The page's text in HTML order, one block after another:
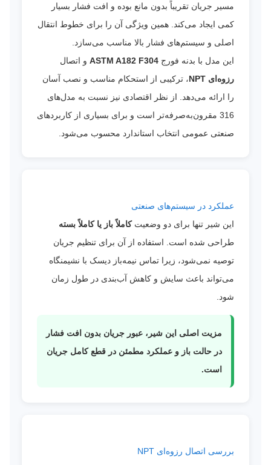
مسیر جریان تقریباً بدون مانع بوده و افت فشار بسیار
کمی ایجاد می‌کند. همین ویژگی آن را برای خطوط انتقال
اصلی و سیستم‌های فشار بالا مناسب می‌سازد.
این مدل با بدنه فورج ASTM A182 F304 و اتصال
رزوه‌ای NPT
، ترکیبی از استحکام مناسب و نصب آسان
را ارائه می‌دهد. از نظر اقتصادی نیز نسبت به مدل‌های
316 مقرون‌به‌صرفه‌تر است و برای بسیاری از کاربردهای
صنعتی عمومی انتخاب استاندارد محسوب می‌شود.
عملکرد در سیستم‌های صنعتی
این شیر تنها برای دو وضعیتکاملاً باز یا کاملاً بسته
طراحی شده است. استفاده از آن برای تنظیم جریان
توصیه نمی‌شود، زیرا تماس نیمه‌باز دیسک با نشیمنگاه
می‌تواند باعث سایش و کاهش آب‌بندی در طول زمان
شود.
مزیت اصلی این شیر، عبور جریان بدون افت فشار
در حالت باز و عملکرد مطمئن در قطع کامل جریان
است.
بررسی اتصال رزوه‌ای NPT